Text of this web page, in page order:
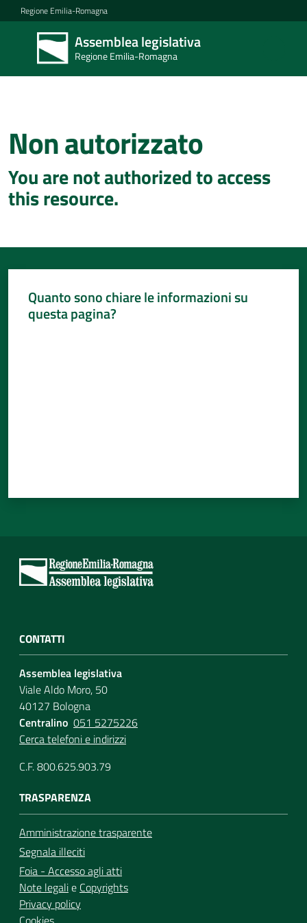
Vai al contenuto
Vai alla navigazione
Vai al footer
Regione Emilia-Romagna
Assemblea legislativa
Regione Emilia-Romagna
Assemblea
legislativa
Regione Emilia-
Concittadini
Porte
aperte
Mostre
Percorsi
Non autorizzato
You are not authorized to access
this resource.
Quanto sono chiare le informazioni su
questa pagina?
CONTATTI
Assemblea legislativa
Viale Aldo Moro, 50
40127 Bologna
Centralino 051 5275226
Cerca telefoni e indirizzi
C.F. 800.625.903.79
TRASPARENZA
Amministrazione trasparente
Segnala illeciti
Foia - Accesso agli atti
Note legalie Copyrights
Privacy policy